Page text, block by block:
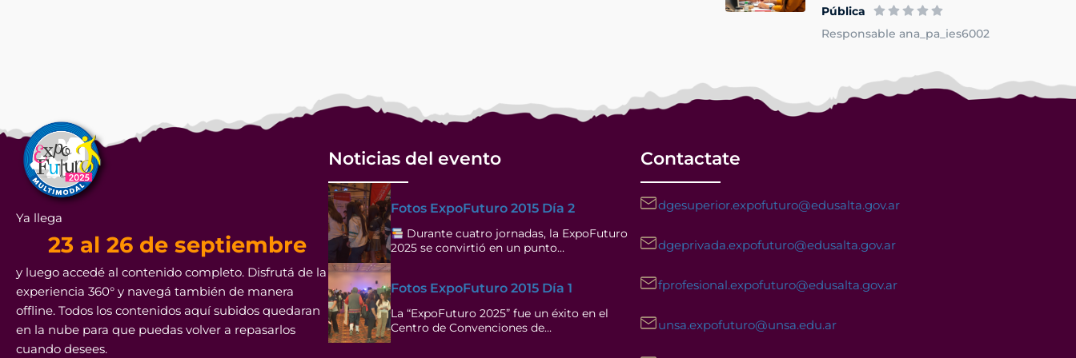
Pública
Responsable ana_pa_ies6002
Ya llega
23 al 26 de septiembre
y luego accedé al contenido completo. Disfrutá de la
experiencia 360° y navegá también de manera
offline. Todos los contenidos aquí subidos quedaran
en la nube para que puedas volver a repasarlos
cuando desees.
Noticias del evento
Fotos ExpoFuturo 2015 Día 2
Durante cuatro jornadas, la ExpoFuturo
2025 se convirtió en un punto…
Fotos ExpoFuturo 2015 Día 1
La “ExpoFuturo 2025” fue un éxito en el
Centro de Convenciones de…
Contactate
dgesuperior.expofuturo@edusalta.gov.ar
dgeprivada.expofuturo@edusalta.gov.ar
fprofesional.expofuturo@edusalta.gov.ar
unsa.expofuturo@unsa.edu.ar